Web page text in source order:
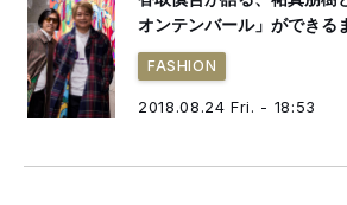
オンテンバール」ができる
FASHION
2018.08.24 Fri. - 18:53